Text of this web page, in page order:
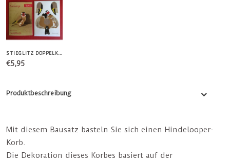
STIEGLITZ DOPPELKARTE + UMSCHLAG
€5,95
Produktbeschreibung
Mit diesem Bausatz basteln Sie sich einen Hindelooper-
Korb.
Die Dekoration dieses Korbes basiert auf der